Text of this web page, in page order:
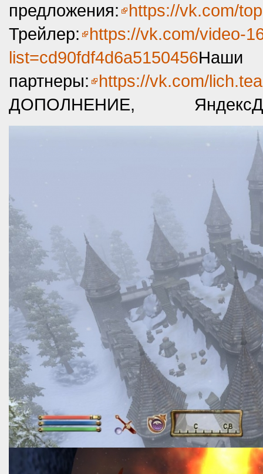
предложения:
https://vk.com/
Трейлер:
https://vk.com/video-
list=cd90fdf4d6a5150456Наши
партнеры:
https://vk.com/
ДОПОЛНЕНИЕ,